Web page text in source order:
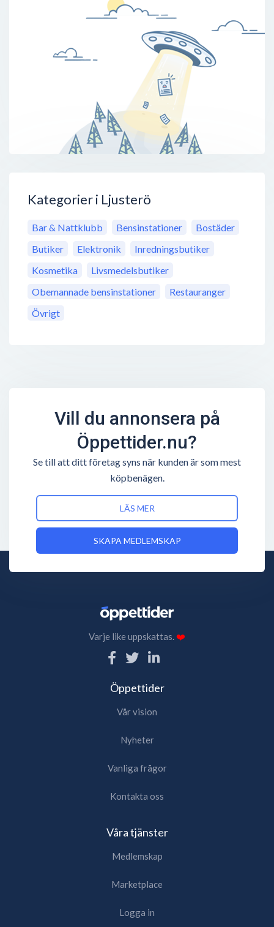
Kategorier i Ljusterö
Bar & Nattklubb Bensinstationer
Bostäder
Butiker
Elektronik
Inredningsbutiker
Kosmetika
Livsmedelsbutiker
Obemannade bensinstationer
Restauranger
Övrigt
Vill du annonsera på
Öppettider.nu?
Se till att ditt företag syns när kunden är som mest
köpbenägen.
LÄS MER
SKAPA MEDLEMSKAP
Varje like uppskattas.❤️
Öppettider
Vår vision
Nyheter
Vanliga frågor
Kontakta oss
Våra tjänster
Medlemskap
Marketplace
Logga in